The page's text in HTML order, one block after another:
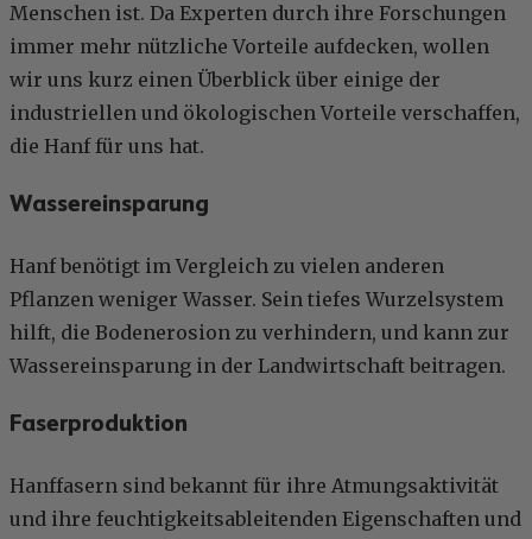
Menschen ist. Da Experten durch ihre Forschungen
immer mehr nützliche Vorteile aufdecken, wollen
wir uns kurz einen Überblick über einige der
industriellen und ökologischen Vorteile verschaffen,
die Hanf für uns hat.
Wassereinsparung
Hanf benötigt im Vergleich zu vielen anderen
Pflanzen weniger Wasser. Sein tiefes Wurzelsystem
hilft, die Bodenerosion zu verhindern, und kann zur
Wassereinsparung in der Landwirtschaft beitragen.
Faserproduktion
Hanffasern sind bekannt für ihre Atmungsaktivität
und ihre feuchtigkeitsableitenden Eigenschaften und